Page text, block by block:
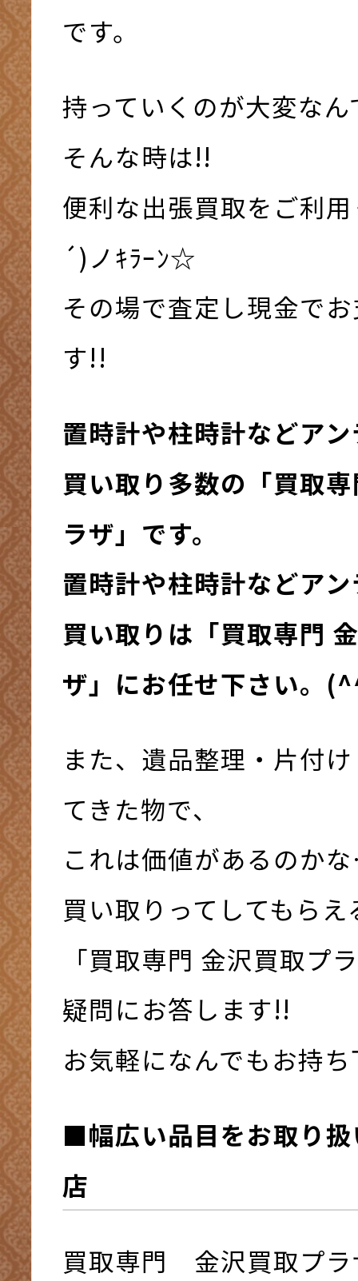
です。
持っていくのが大変な
そんな時は!!
便利な出張買取をご利
´)ノｷﾗｰﾝ☆
その場で査定し現金で
す!!
置時計や柱時計などア
買い取り多数の「買取
ラザ」です。
置時計や柱時計などア
買い取りは「買取専門
ザ」にお任せ下さい。
また、遺品整理・片付
てきた物で、
これは価値があるのか
買い取りってしてもら
「買取専門 金沢買取プ
疑問にお答します!!
お気軽になんでもお持
■幅広い品目をお取り
店
買取専門 金沢買取プラ